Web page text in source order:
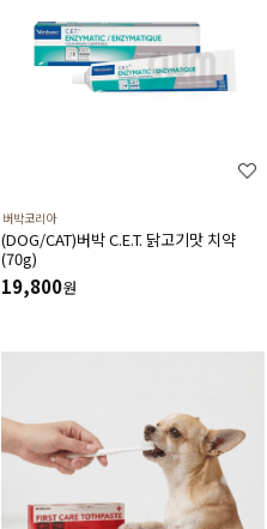
버박코리아
(DOG/CAT)버박 C.E.T. 닭고기맛 치약
(70g)
19,800원